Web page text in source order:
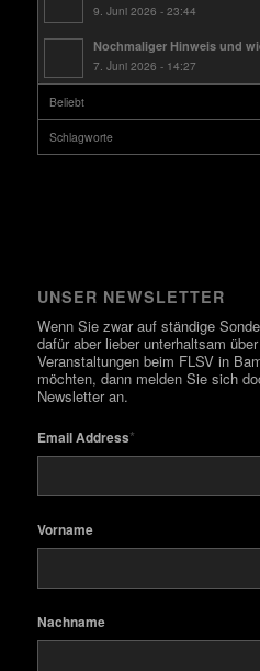
9. Juni 2026 - 23:44
Nochmaliger Hinweis und
7. Juni 2026 - 14:27
Beliebt
Schlagworte
UNSER NEWSLETTER
Wenn Sie zwar auf ständige
dafür aber lieber unterhaltsam
Veranstaltungen beim FLSV in
möchten, dann melden Sie sich
Newsletter an.
Email Address*
Vorname
Nachname